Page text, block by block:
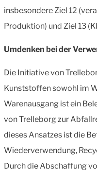
insbesondere Ziel 12
Produktion) und Ziel 13
Umdenken bei der
Die Initiative von
Kunststoffen sowohl im
Warenausgang ist ein
von Trelleborg zur
dieses Ansatzes ist die
Wiederverwendung,
Durch die Abschaffung